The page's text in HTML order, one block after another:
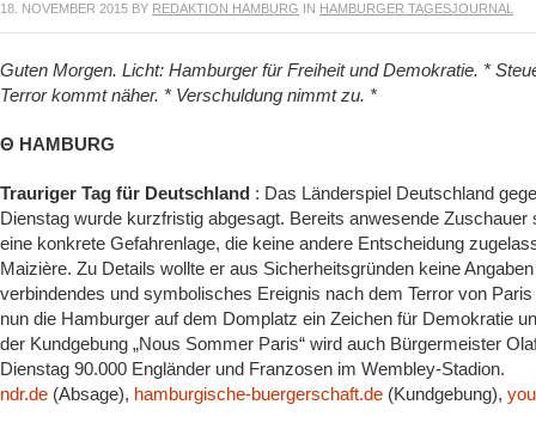
18. NOVEMBER 2015 BY REDAKTION HAMBURG IN HAMBURGER TAGESJOURNAL
Guten Morgen. Licht: Hamburger für Freiheit und Demokratie. *
Terror kommt näher. * Verschuldung nimmt zu. *
Θ HAMBURG
Trauriger Tag für Deutschland : Das Länderspiel Deutschland
Dienstag wurde kurzfristig abgesagt. Bereits anwesende
eine konkrete Gefahrenlage, die keine andere Entscheidung
Maizière. Zu Details wollte er aus Sicherheitsgründen keine
verbindendes und symbolisches Ereignis nach dem Terror von
nun die Hamburger auf dem Domplatz ein Zeichen für Demokratie
der Kundgebung „Nous Sommer Paris“ wird auch Bürgermeister
Dienstag 90.000 Engländer und Franzosen im Wembley-Stadion.
ndr.de (Absage), hamburgische-buergerschaft.de (Kundgebung),